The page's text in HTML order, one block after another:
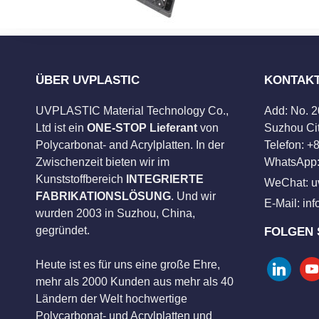
ÜBER UVPLASTIC
UVPLASTIC Material Technology Co.,
Ltd ist ein ONE-STOP Lieferant von
Polycarbonat- and Acrylplatten. In der
Zwischenzeit bieten wir im
Kunststoffbereich
INTEGRIERTE
FABRIKATIONSLÖSUNG. Und wir
wurden 2003 in Suzhou, China,
gegründet.
Heute ist es für uns eine große Ehre,
mehr als 2000 Kunden aus mehr als 40
Ländern der Welt hochwertige
Polycarbonat- und Acrylplatten und
Add: No.
Suzhou
Telefon:
WeChat:
E-Mail:
FOLGEN
linkedin